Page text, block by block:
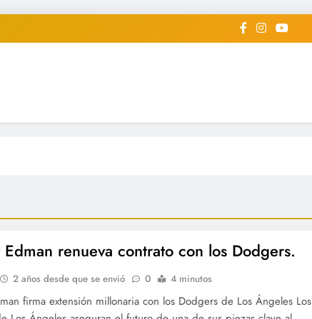
Deportivo Digital"
#deportealdiaperiodico
Edman renueva contrato con los Dodgers.
2 años desde que se envió 0 4 minutos
firma extensión millonaria con los Dodgers de Los Ángeles Los